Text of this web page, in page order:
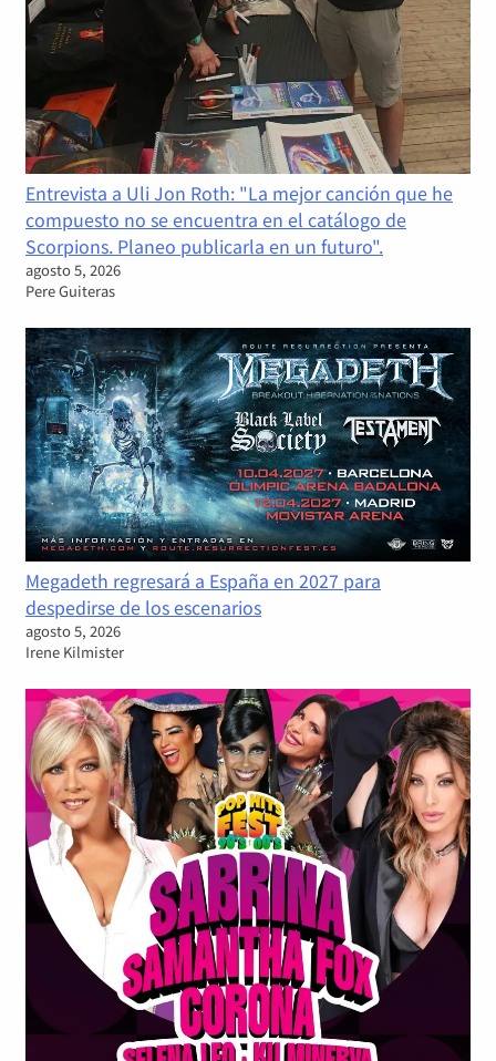
Entrevista a Uli Jon Roth: "La mejor canción que he
compuesto no se encuentra en el catálogo de
Scorpions. Planeo publicarla en un futuro".
agosto 5, 2026
Pere Guiteras
Megadeth regresará a España en 2027 para
despedirse de los escenarios
agosto 5, 2026
Irene Kilmister